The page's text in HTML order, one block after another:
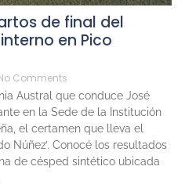
de final del
en Pico
Comments
Austral que conduce José
en la Sede de la Institución
el certamen que lleva el
Núñez’. Conocé los resultados
de césped sintético ubicada